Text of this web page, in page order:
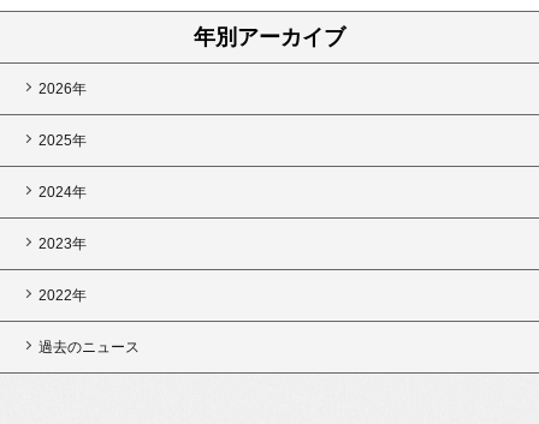
年別アーカイブ
2026年
2025年
2024年
2023年
2022年
過去のニュース